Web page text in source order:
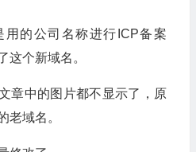
用的公司名称进行ICP备案
这个新域名。
章中的图片都不显示了，原
老域名。